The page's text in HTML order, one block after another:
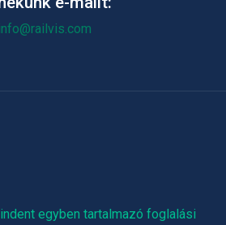
egyben tartalmazó foglalási